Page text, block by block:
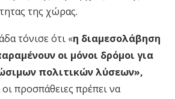
της χώρας.
τόνισε ότι «η διαμεσολάβηση
οι μόνοι δρόμοι για
πολιτικών λύσεων»,
προσπάθειες πρέπει να